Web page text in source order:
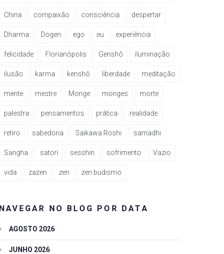
China compaixão consciência despertar
Dharma Dogen ego eu experiência
felicidade Florianópolis Genshô iluminação
ilusão karma kenshô liberdade meditação
mente mestre Monge monges morte
palestra pensamentos prática realidade
retiro sabedoria Saikawa Roshi samadhi
Sangha satori sesshin sofrimento Vazio
vida zazen zen zen budismo
NAVEGAR NO BLOG POR DATA
AGOSTO 2026
JUNHO 2026